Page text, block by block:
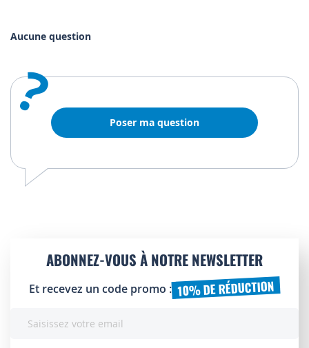
Aucune question
? Poser ma question
ABONNEZ-VOUS À NOTRE NEWSLETTER
Et recevez un code promo : 10% DE RÉDUCTION